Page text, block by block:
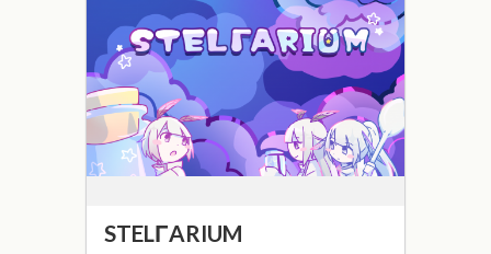
■操作：クリック操作 ■プレイ時
間：1時間～2時間 ■プレイ人数：1
人 ■エンド数：3 ■プラットフォー
ム：PC（win/mac） 制作メンバー ■
ぴっきー・・・ディレクター/シナ
リオ制作/キャラクターデザイン ■
アカツキ・・・制作進行/アニメー
ション制作/SE/Webサイト制作/PV
まりん・・・イラストレーション制
STELΓARIUM